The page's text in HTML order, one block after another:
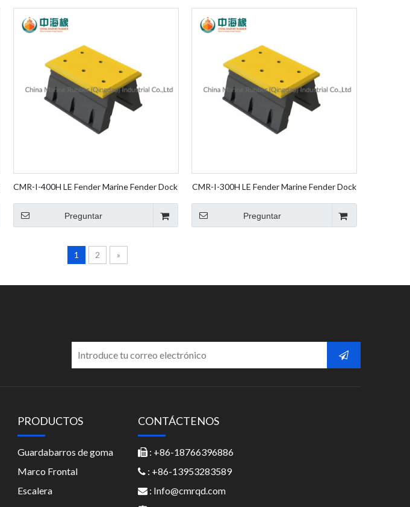
CMR-I-400H LE Fender Marine Fender Dock
Fender
Preguntar
CMR-I-300H LE Fender Marine Fender Dock
Fender
Preguntar
1 2 »
PRODUCTOS
Guardabarros de goma
Marco Frontal
Escalera
CONTÁCTENOS
 : +86-18766396886
 : +86-13953283589
 : Info@cmrqd.com